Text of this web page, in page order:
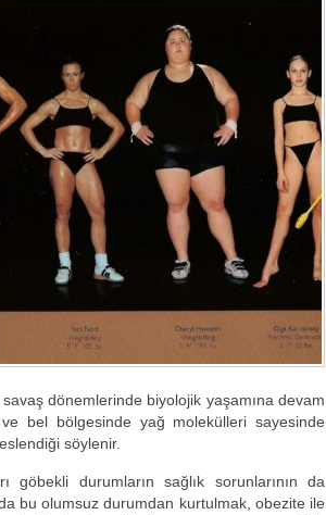
dönemlerinde biyolojik yaşamına devam
bel bölgesinde yağ molekülleri sayesinde
söylenir.
göbekli durumların sağlık sorunlarının da
bu olumsuz durumdan kurtulmak, obezite ile